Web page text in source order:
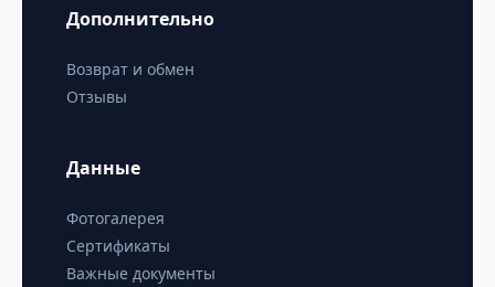
Дополнительно
Возврат и обмен
Отзывы
Данные
Фотогалерея
Сертификаты
Важные документы